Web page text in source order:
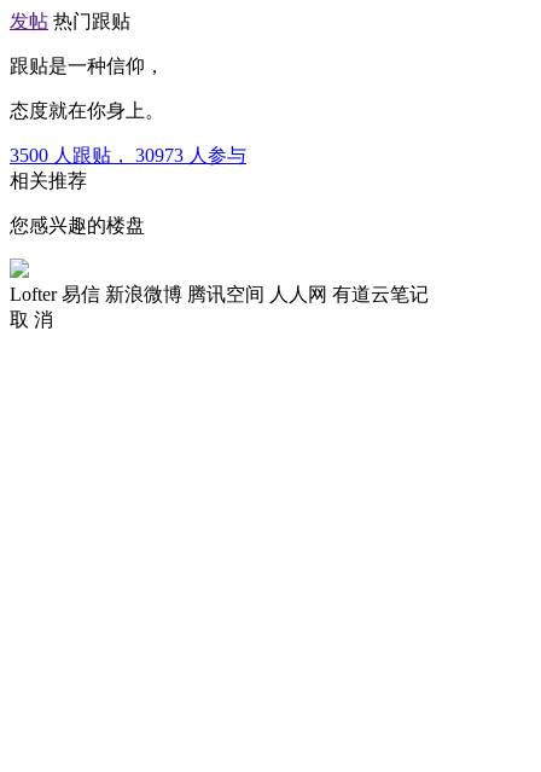
发帖 热门跟贴
跟贴是一种信仰，
态度就在你身上。
3500 人跟贴， 30973 人参与
相关推荐
您感兴趣的楼盘
Lofter 易信 新浪微博 腾讯空间 人人网 有道云笔记
取 消